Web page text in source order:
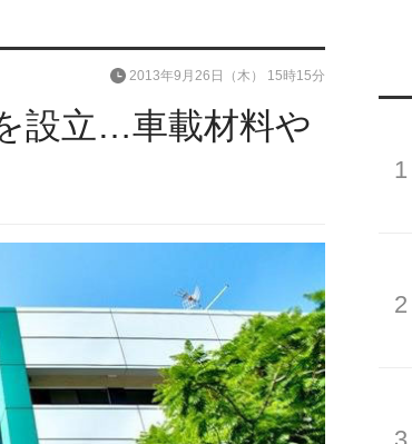
設立…車載材料や
2013年9月26日（木） 15時15分